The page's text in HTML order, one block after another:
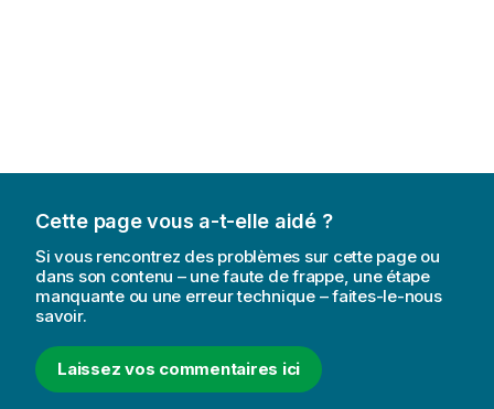
Cette page vous a-t-elle aidé ?
Si vous rencontrez des problèmes sur cette page ou
dans son contenu – une faute de frappe, une étape
manquante ou une erreur technique – faites-le-nous
savoir.
Laissez vos commentaires ici